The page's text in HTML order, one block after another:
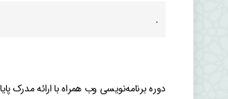
.
دوره برنامه‌نویسی وب همراه با ارائه مدرک